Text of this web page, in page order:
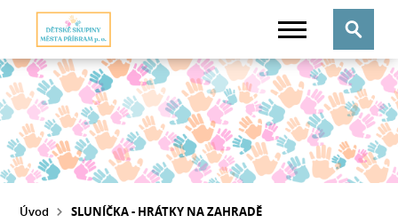
Úvod SLUNÍČKA - HRÁTKY NA ZAHRADĚ